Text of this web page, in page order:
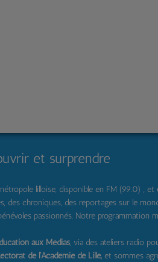
et surprendre
lilloise, disponible en FM (99.0) , et
chroniques, des reportages sur le
passionnés. Notre programmation
aux Médias, via des ateliers radio
de l'Académie de Lille, et sommes